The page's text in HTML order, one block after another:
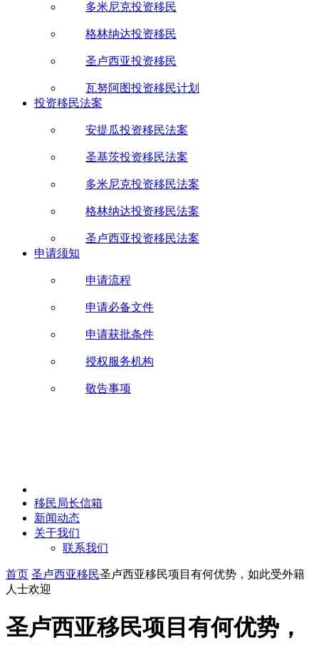
多米尼克投资移民
格林纳达投资移民
圣卢西亚投资移民
瓦努阿图投资移民计划
投资移民法案
安提瓜投资移民法案
圣基茨投资移民法案
多米尼克投资移民法案
格林纳达投资移民法案
圣卢西亚投资移民法案
申请须知
申请流程
申请必备文件
申请获批条件
授权服务机构
敬告事项
移民局长信箱
新闻动态
关于我们
联系我们
首页 圣卢西亚移民圣卢西亚移民项目有何优势，如此受外籍
人士欢迎
圣卢西亚移民项目有何优势，